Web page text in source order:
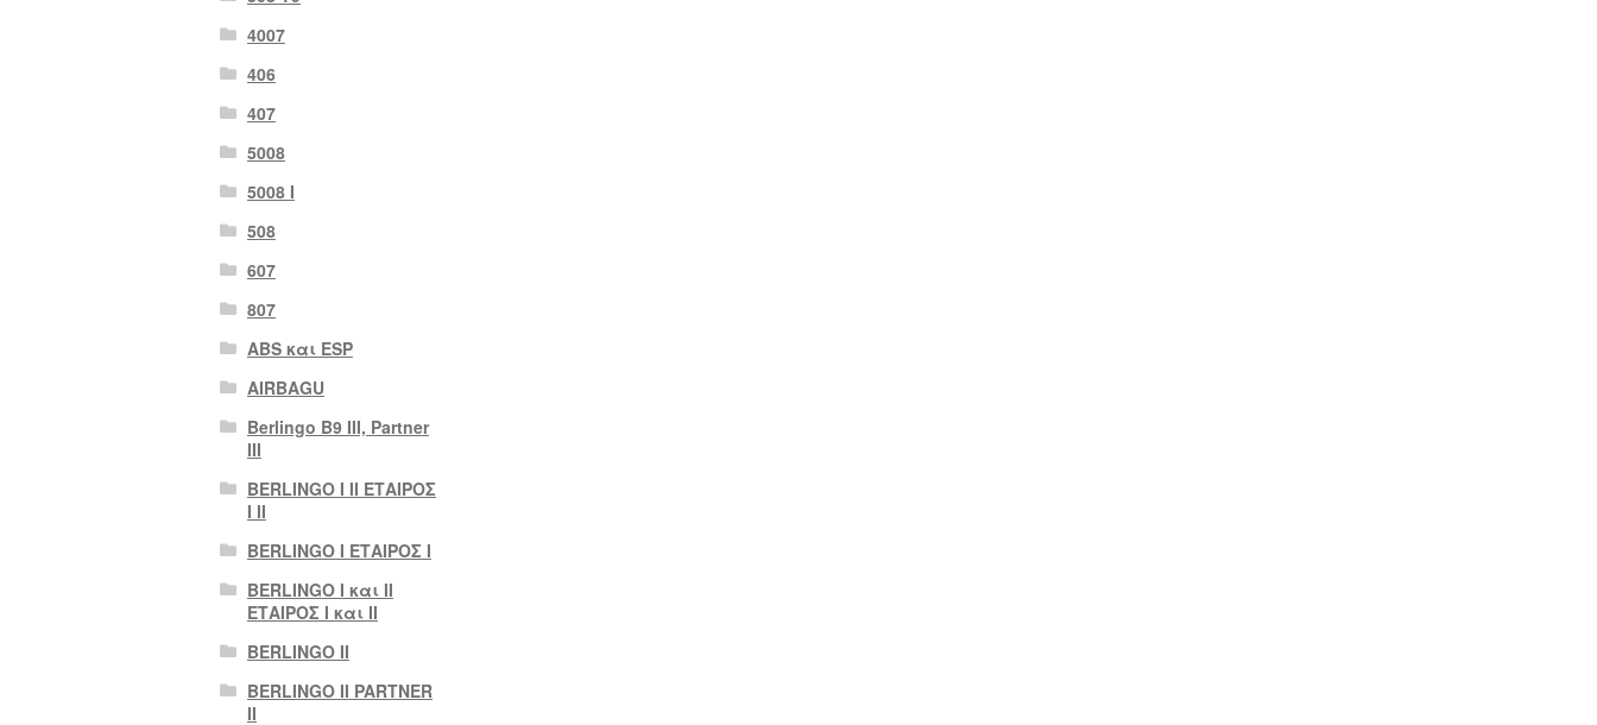
4007
406
407
5008
5008 Ι
508
607
807
ABS και ESP
AIRBAGU
Berlingo B9 III, Partner
III
BERLINGO I II ΕΤΑΙΡΟΣ
I II
BERLINGO I ΕΤΑΙΡΟΣ Ι
BERLINGO I και II
ΕΤΑΙΡΟΣ I και II
BERLINGO II
BERLINGO II PARTNER
II